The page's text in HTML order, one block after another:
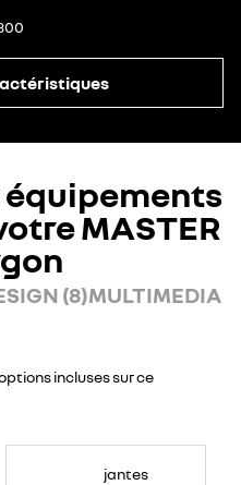
équipements
MASTER
(8)MULTIMEDIA
incluses sur ce
jantes